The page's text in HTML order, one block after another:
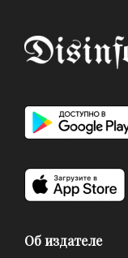
Об издателе